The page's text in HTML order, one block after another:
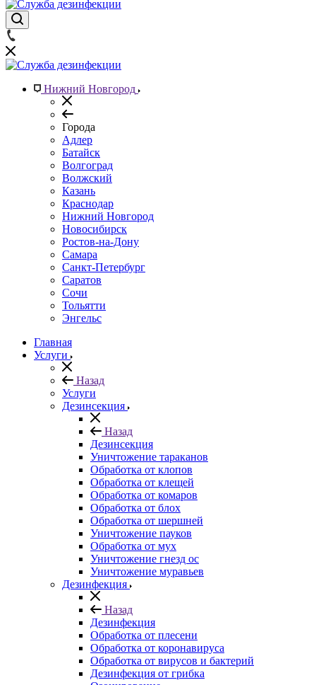
Нижний Новгород
Города
Адлер
Батайск
Волгоград
Волжский
Казань
Краснодар
Нижний Новгород
Новосибирск
Ростов-на-Дону
Самара
Санкт-Петербург
Саратов
Сочи
Тольятти
Энгельс
Главная
Услуги
Назад
Услуги
Дезинсекция
Назад
Дезинсекция
Уничтожение тараканов
Обработка от клопов
Обработка от клещей
Обработка от комаров
Обработка от блох
Обработка от шершней
Уничтожение пауков
Обработка от мух
Уничтожение гнезд ос
Уничтожение муравьев
Дезинфекция
Назад
Дезинфекция
Обработка от плесени
Обработка от коронавируса
Обработка от вирусов и бактерий
Дезинфекция от грибка